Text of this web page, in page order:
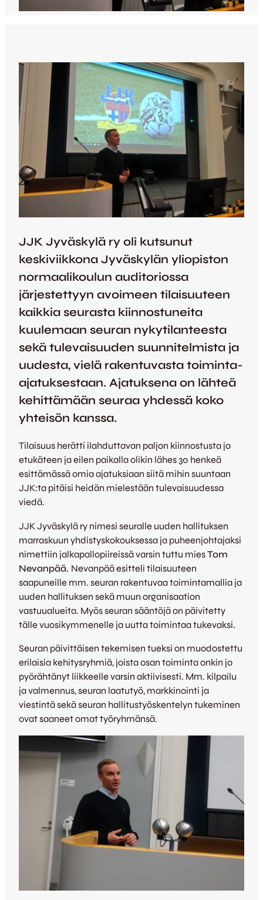
JJK Jyväskylä ry oli kutsunut
keskiviikkona Jyväskylän yliopiston
normaalikoulun auditoriossa
järjestettyyn avoimeen tilaisuuteen
kaikkia seurasta kiinnostuneita
kuulemaan seuran nykytilanteesta
sekä tulevaisuuden suunnitelmista ja
uudesta, vielä rakentuvasta toiminta-
ajatuksestaan. Ajatuksena on lähteä
kehittämään seuraa yhdessä koko
yhteisön kanssa.
Tilaisuus herätti ilahduttavan paljon kiinnostusta jo
etukäteen ja eilen paikalla olikin lähes 30 henkeä
esittämässä omia ajatuksiaan siitä mihin suuntaan
JJK:ta pitäisi heidän mielestään tulevaisuudessa
viedä.
JJK Jyväskylä ry nimesi seuralle uuden hallituksen
marraskuun yhdistyskokouksessa ja puheenjohtajaksi
nimettiin jalkapallopiireissä varsin tuttu miesTom
Nevanpää. Nevanpää esitteli tilaisuuteen
saapuneille mm. seuran rakentuvaa toimintamallia ja
uuden hallituksen sekä muun organisaation
vastuualueita. Myös seuran sääntöjä on päivitetty
tälle vuosikymmenelle ja uutta toimintaa tukevaksi.
Seuran päivittäisen tekemisen tueksi on muodostettu
erilaisia kehitysryhmiä, joista osan toiminta onkin jo
pyörähtänyt liikkeelle varsin aktiivisesti. Mm. kilpailu
ja valmennus, seuran laatutyö, markkinointi ja
viestintä sekä seuran hallitustyöskentelyn tukeminen
ovat saaneet omat työryhmänsä.